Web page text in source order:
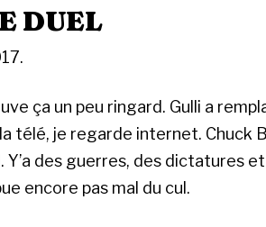
DUEL
ça un peu ringard. Gulli a
télé, je regarde internet. Chuck
Y’a des guerres, des dictatures
encore pas mal du cul.